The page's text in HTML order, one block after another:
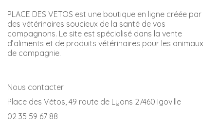
PLACE DES VETOS est une boutique en ligne créée par
des vétérinaires soucieux de la santé de vos
compagnons. Le site est spécialisé dans la vente
d’aliments et de produits vétérinaires pour les animaux
de compagnie.
Nous contacter
Place des Vétos, 49 route de Lyons 27460 Igoville
02 35 59 67 88